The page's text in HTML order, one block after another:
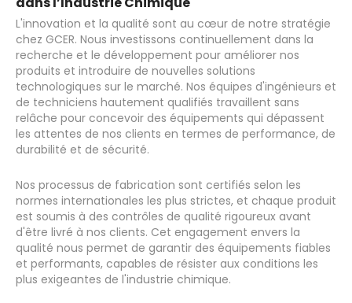
L'innovation et la qualité sont au cœur de notre stratégie
chez GCER. Nous investissons continuellement dans la
recherche et le développement pour améliorer nos
produits et introduire de nouvelles solutions
technologiques sur le marché. Nos équipes d'ingénieurs et
de techniciens hautement qualifiés travaillent sans
relâche pour concevoir des équipements qui dépassent
les attentes de nos clients en termes de performance, de
durabilité et de sécurité.
Nos processus de fabrication sont certifiés selon les
normes internationales les plus strictes, et chaque produit
est soumis à des contrôles de qualité rigoureux avant
d'être livré à nos clients. Cet engagement envers la
qualité nous permet de garantir des équipements fiables
et performants, capables de résister aux conditions les
plus exigeantes de l'industrie chimique.